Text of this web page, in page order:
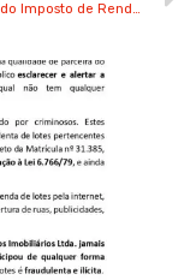
Declaração do Imposto de Renda pode ser entregue a partir desta 4ª